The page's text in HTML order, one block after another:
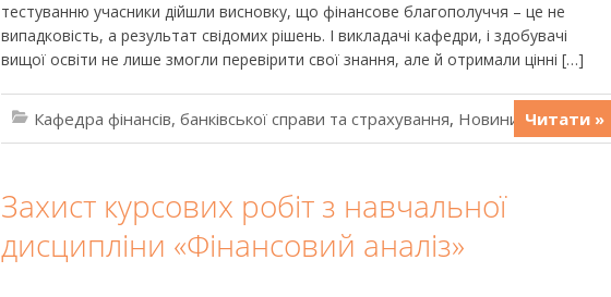
тестуванню учасники дійшли висновку, що фінансове благополуччя – це не
випадковість, а результат свідомих рішень. І викладачі кафедри, і здобувачі
вищої освіти не лише змогли перевірити свої знання, але й отримали цінні […]
Кафедра фінансів, банківської справи та страхування, Новини Читати »
Захист курсових робіт з навчальної
дисципліни «Фінансовий аналіз»